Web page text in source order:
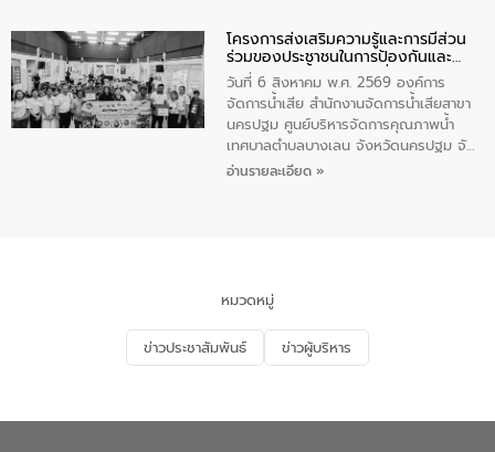
ประชาชน ตัวแทนจากโรงแรมต่างๆ ในเขต
เทศบาลตำบลราไวย์ ศูนย์บริหารจัดการ
คุณภาพน้ำเทศบาลตำบลราไวย์ นำโดยนาย
น้อย แก้วเศษ ผู้จัดการสำนักงานจัดการน้ำ
เสียสาขาภูเก็ต พร้อมด้วยเจ้าหน้าที่ จำนวน
5 คน ร่วมทำกิจกรรม ทำความสะอาด
ชายหาดและแหล่งท่องเที่ยว ณ บริเวณ
โครงการส่งเสริมความรู้และการมีส่วน
ร่วมของประชาชนในการป้องกันและ
แก้ไขปัญหาน้ำเสียอย่างยั่งยืน
วันที่ 6 สิงหาคม พ.ศ. 2569 องค์การ
จัดการน้ำเสีย สำนักงานจัดการน้ำเสียสาขา
นครปฐม ศูนย์บริหารจัดการคุณภาพน้ำ
เทศบาลตำบลบางเลน จังหวัดนครปฐม จัด
กิจกรรมภายใต้โครงการส่งเสริมความรู้และ
จัดการน้ำเสียและสร้างจิตสำนึกในการ
อนุรักษ์สิ่งแวดล้อม ในหัวข้อ “น้ำเสียชุมชน
และการบำบัดน้ำเสียเบื้องต้น” โดยให้ความรู้
เกี่ยวกับสาเหตุและผลกระทบของน้ำเสีย
ณ เทศบาลตำบลบางเลน จังหวัดนครปฐม
อ่านรายละเอียด »
หมวดหมู่
ข่าวประชาสัมพันธ์ ข่าวผู้บริหาร